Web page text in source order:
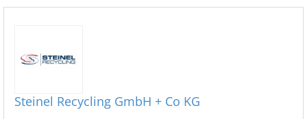
Steinel Recycling GmbH + Co KG